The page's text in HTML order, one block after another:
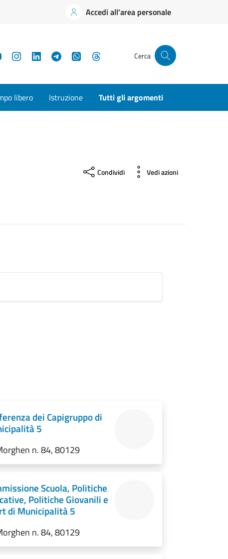
Accedi all'area personale
YouTubeInstagramLinkedInTelegramWhatsApp Cerca
libero Istruzione Tutti gli argomenti
Condividi Vedi azioni
dei Capigruppo di
5
n. 84, 80129
Scuola, Politiche
Politiche Giovanili e
di Municipalità 5
n. 84, 80129